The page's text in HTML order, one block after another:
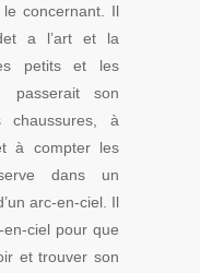
concernant. Il
a l’art et la
petits et les
passerait son
à
à compter les
dans un
arc-en-ciel. Il
en-ciel pour que
et trouver son